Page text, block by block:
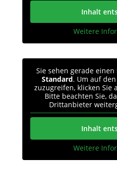
Inhalt
Weitere
Sie sehen gerade
Standard. Um auf
zuzugreifen, klicken Sie
Bitte beachten Sie,
Drittanbieter
Inhalt
Weitere